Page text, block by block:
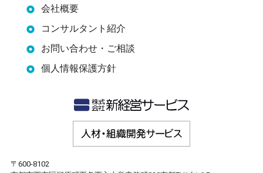
会社概要
コンサルタント紹介
お問い合わせ・ご相談
個人情報保護方針
〒600-8102